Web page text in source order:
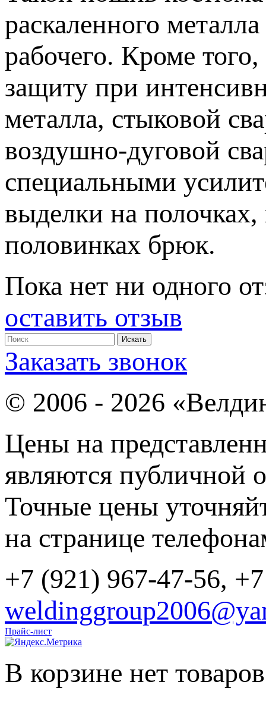
раскаленного
рабочего. Кроме
защиту при
металла, стыковой
воздушно-дуговой
специальными
выделки на полочках,
половинках брюк.
Пока нет ни одного
оставить отзыв
Заказать звонок
© 2006 - 2026
Цены на
являются публичной
Точные цены
на странице
+7 (921) 967-47-56,
Прайс-лист
В корзине нет товаров